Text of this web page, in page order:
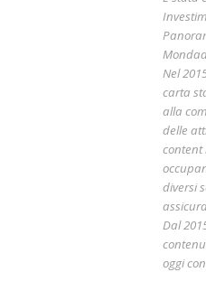
Nel
carta
alla
delle
content
diversi
Dal
oggi